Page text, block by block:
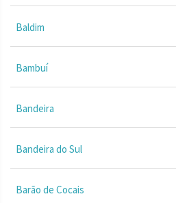
Baldim
Bambuí
Bandeira
Bandeira do Sul
Barão de Cocais